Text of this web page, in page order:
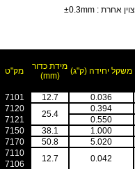
משקל יחידה (ק"ג) מידת כדור
(mm)
מק"ט
0.036
12.7
7101
0.394
25.4
7120
0.550
7121
1.000
38.1
7150
5.020
50.8
7170
0.042
12.7
7110
7106